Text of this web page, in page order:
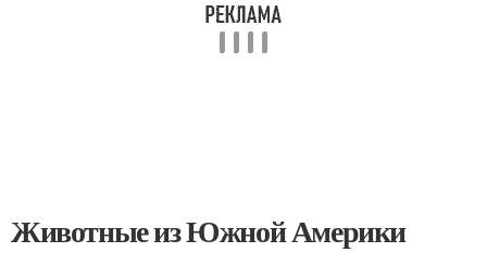
Животные из Южной Америки